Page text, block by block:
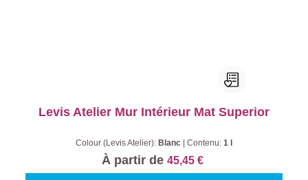
Levis Atelier Mur Intérieur Mat Superior
Colour (Levis Atelier): Blanc Contenu: 1 l
À partir de 45,45 €